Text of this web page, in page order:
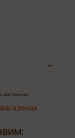
магазинах: